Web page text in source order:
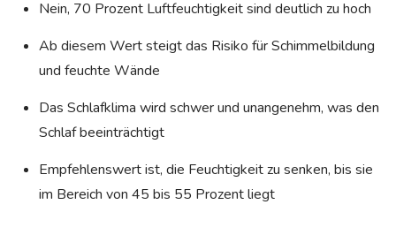
Nein, 70 Prozent Luftfeuchtigkeit sind deutlich zu hoch
Ab diesem Wert steigt das Risiko für Schimmelbildung
und feuchte Wände
Das Schlafklima wird schwer und unangenehm, was den
Schlaf beeinträchtigt
Empfehlenswert ist, die Feuchtigkeit zu senken, bis sie
im Bereich von 45 bis 55 Prozent liegt